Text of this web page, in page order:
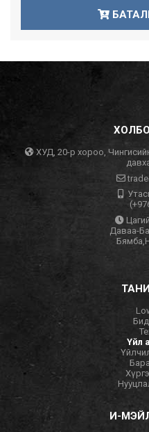
ХУД, 20-р хороо, Чингисийн
Даваа-
Үйл
И-